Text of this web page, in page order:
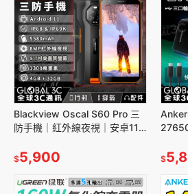
Blackview Oscal S60 Pro 三
防手機｜紅外線夜視｜安卓11
$5,900 $